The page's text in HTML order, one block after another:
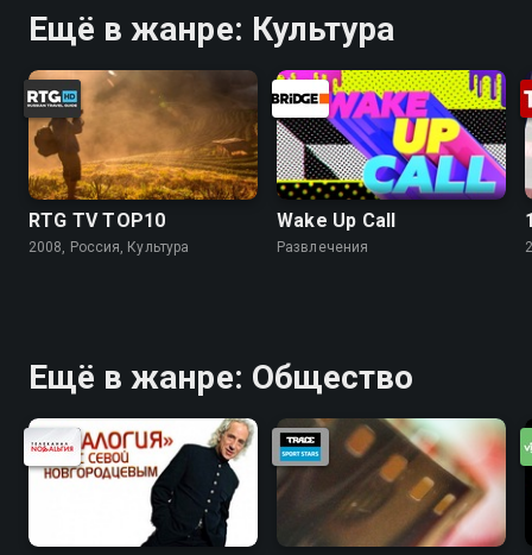
Ещё в жанре: Культура
RTG TV TOP10
2008, Россия, Культура
Wake Up Call
Развлечения
Ещё в жанре: Общество